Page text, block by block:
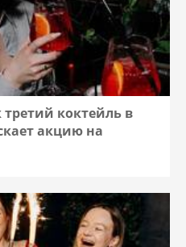
коктейль в
акцию на